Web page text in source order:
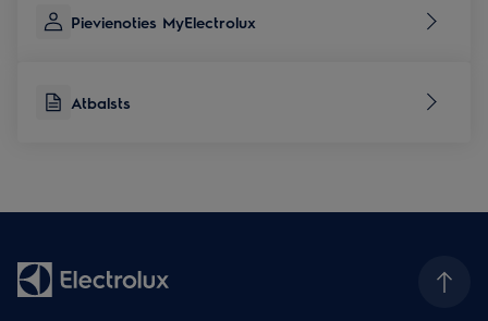
Pievienoties MyElectrolux
Atbalsts